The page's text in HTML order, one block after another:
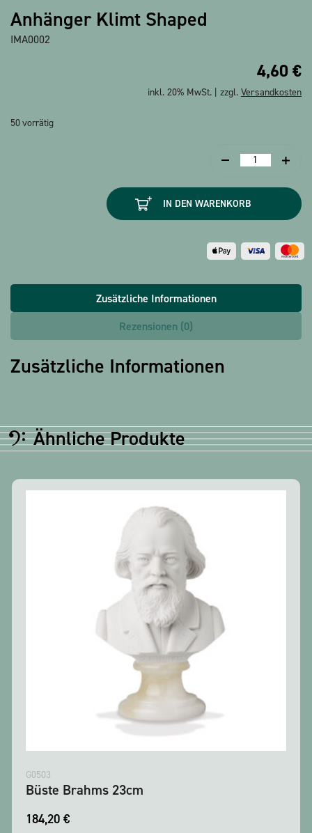
Anhänger Klimt Shaped
IMA0002
4,60 €
inkl. 20% MwSt. | zzgl. Versandkosten
50 vorrätig
Anhänger
Shaped
Menge
IN DEN WARENKORB
Zusätzliche Informationen
Rezensionen (0)
Zusätzliche Informationen
Ähnliche Produkte
G0503
Büste Brahms 23cm
184,20 €